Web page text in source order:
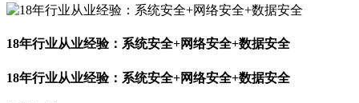
18年行业从业经验：系统安全+网络安全+数据安全
18年行业从业经验：系统安全+网络安全+数据安全